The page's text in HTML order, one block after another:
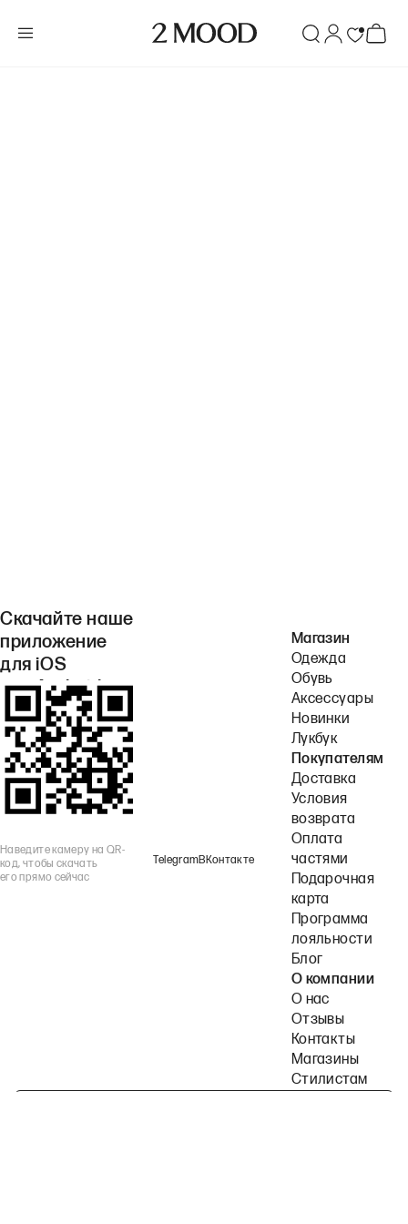
Скачайте наше
приложение
для iOS
или Android.
Наведите камеру на QR-
код, чтобы скачать
его прямо сейчас
TelegramВКонтакте
Магазин
Одежда
Обувь
Аксессуары
Новинки
Лукбук
Покупателям
Доставка
Условия
возврата
Оплата
частями
Подарочная
карта
Программа
лояльности
Блог
О компании
О нас
Отзывы
Контакты
Магазины
Стилистам